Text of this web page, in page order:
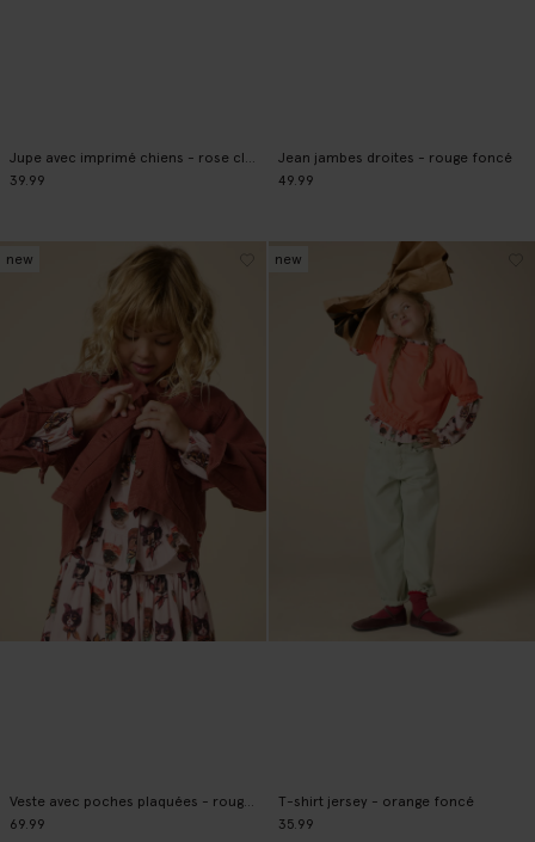
Jupe avec imprimé chiens - rose clair
39.99
Jean jambes droites - rouge foncé
49.99
Veste avec poches plaquées - rouge foncé
69.99
new
T-shirt jersey - orange foncé
35.99
new